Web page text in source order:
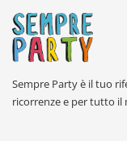
Sempre Party è il tuo
ricorrenze e per tutto il